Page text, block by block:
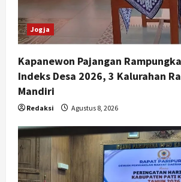
Jogja
Kapanewon Pajangan
Indeks Desa 2026, 3 Kalurahan
Mandiri
Redaksi Agustus 8, 2026